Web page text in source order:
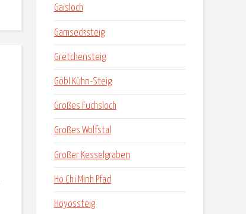
Gaisloch
Gamsecksteig
Gretchensteig
Göbl Kühn-Steig
Großes Fuchsloch
Großes Wolfstal
Großer Kesselgraben
Ho Chi Minh Pfad
Hoyossteig